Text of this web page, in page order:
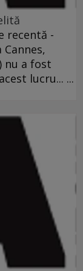
recentă -
nu a fost
lucru... ...